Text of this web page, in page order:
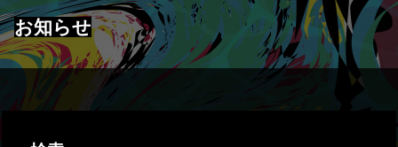
議会
につ
いて
お知らせ